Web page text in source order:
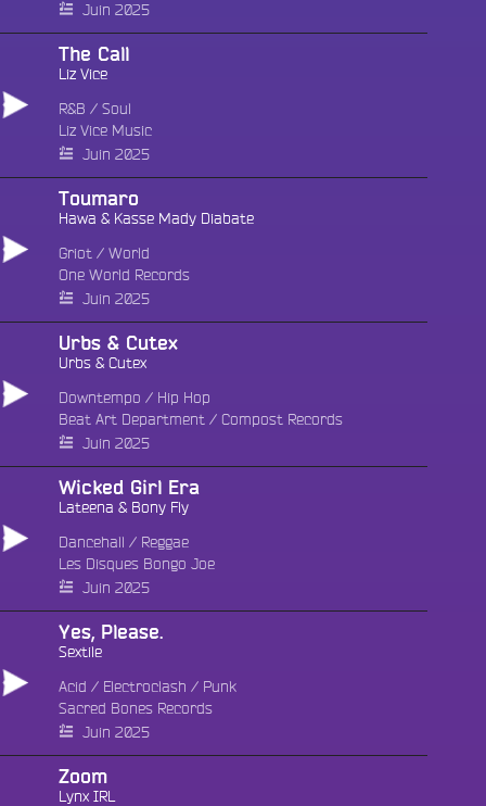
Juin 2025
The Call
Liz Vice
R&B / Soul
Liz Vice Music
Juin 2025
Toumaro
Hawa & Kasse Mady Diabate
Griot / World
One World Records
Juin 2025
Urbs & Cutex
Urbs & Cutex
Downtempo / Hip Hop
Beat Art Department / Compost Records
Juin 2025
Wicked Girl Era
Lateena & Bony Fly
Dancehall / Reggae
Les Disques Bongo Joe
Juin 2025
Yes, Please.
Sextile
Acid / Electroclash / Punk
Sacred Bones Records
Juin 2025
Zoom
Lynx IRL